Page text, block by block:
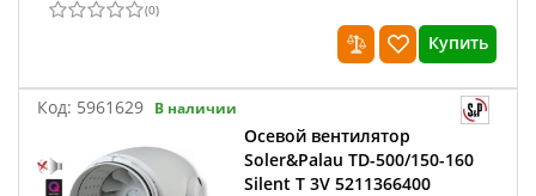
(0)
Купить
Код: 5961629 В наличии
Осевой вентилятор
Soler&Palau TD-500/150-160
Silent T 3V 5211366400